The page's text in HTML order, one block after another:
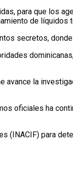
para que los
de líquidos
secretos,
la
oficiales ha
(INACIF) para